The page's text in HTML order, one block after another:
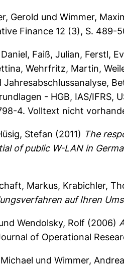
Gerold und Wimmer,
Finance 12 (3), S. 489-
, Faiß, Julian, Ferstl,
, Wehrfritz, Martin,
Jahresabschlussanalyse,
- HGB, IAS/IFRS,
4. Volltext nicht
Stefan (2011) The
of public W-LAN in
Markus, Krabichler,
auf Ihren
Wendolsky, Rolf (2006)
of Operational
und Wimmer,